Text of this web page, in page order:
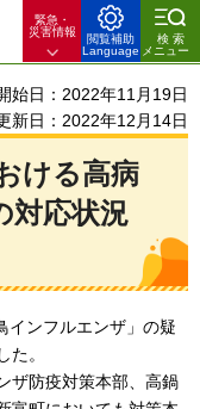
緊急・
災害情報
閲覧補助
Language
検索
メニュー
始日：2022年11月19日
新日：2022年12月14日
ける高病
対応状況
インフルエンザ」の疑
。
ザ防疫対策本部、高鍋